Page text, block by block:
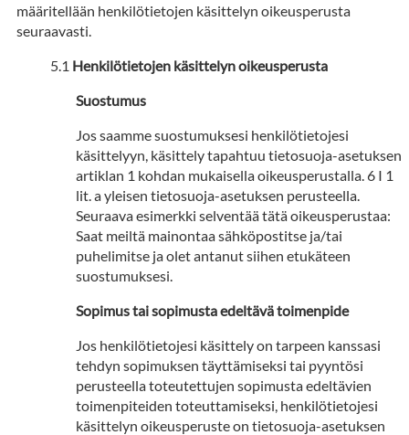
määritellään henkilötietojen käsittelyn oikeusperusta
seuraavasti.
Henkilötietojen käsittelyn oikeusperusta
Suostumus
Jos saamme suostumuksesi henkilötietojesi
käsittelyyn, käsittely tapahtuu tietosuoja-asetuksen
artiklan 1 kohdan mukaisella oikeusperustalla. 6 I 1
lit. a yleisen tietosuoja-asetuksen perusteella.
Seuraava esimerkki selventää tätä oikeusperustaa:
Saat meiltä mainontaa sähköpostitse ja/tai
puhelimitse ja olet antanut siihen etukäteen
suostumuksesi.
Sopimus tai sopimusta edeltävä toimenpide
Jos henkilötietojesi käsittely on tarpeen kanssasi
tehdyn sopimuksen täyttämiseksi tai pyyntösi
perusteella toteutettujen sopimusta edeltävien
toimenpiteiden toteuttamiseksi, henkilötietojesi
käsittelyn oikeusperuste on tietosuoja-asetuksen